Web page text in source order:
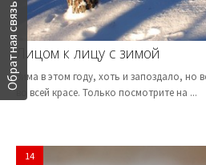
Лицом к лицу с зимой
Зима в этом году, хоть и запоздало, но
во всей красе. Только посмотрите на ...
14
Обратная связь